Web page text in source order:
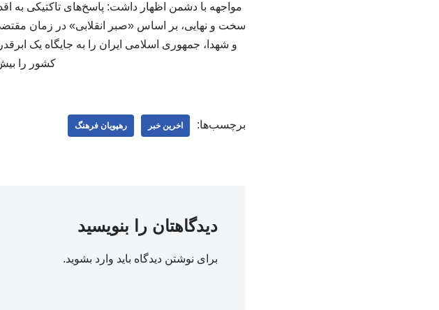
مواجهه با دشمن اظهار داشت: پاسخ‌های تاکتیکی به
سخت و نهایی، بر اساس «صبر انقلابی» در زمان
و شهدا، جمهوری اسلامی ایران را به جایگاه یک
کشور را
برچسب‌ها: اخرین خبر رهپویان فرهنگ
دیدگاهتان را بنویسید
برای نوشتن دیدگاه باید وارد بشوید.